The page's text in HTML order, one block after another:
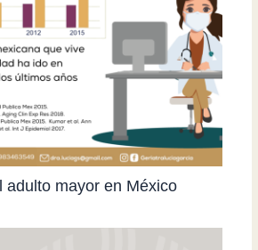
adulto mayor en México